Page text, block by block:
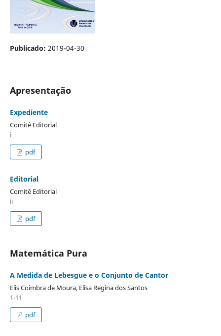
Publicado: 2019-04-30
Apresentação
Expediente
Comitê Editorial
i
pdf
Editorial
Comitê Editorial
ii
pdf
Matemática Pura
A Medida de Lebesgue e o Conjunto de Cantor
Elis Coimbra de Moura, Elisa Regina dos Santos
1-11
pdf